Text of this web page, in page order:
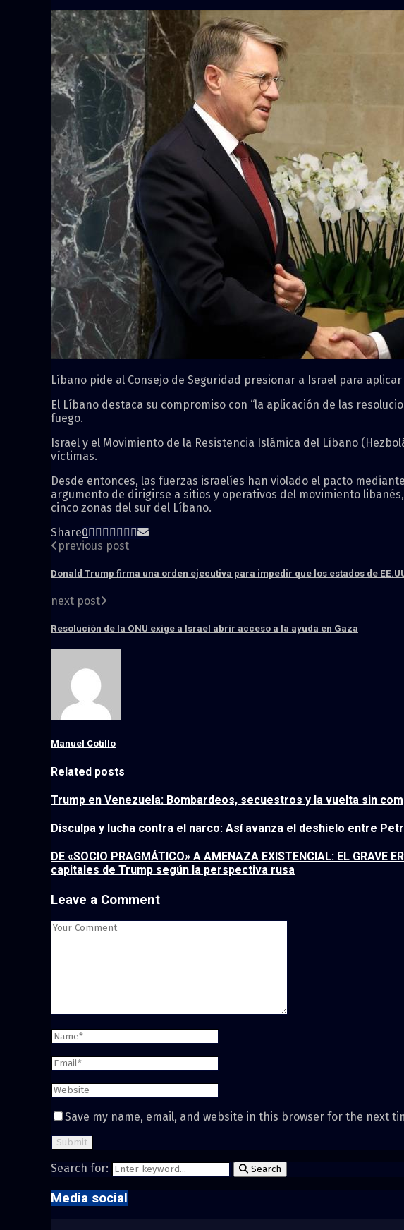
Líbano pide al Consejo de Seguridad presionar a Israel para
El Líbano destaca su compromiso con “la aplicación de las
fuego.
Israel y el Movimiento de la Resistencia Islámica del Líbano
víctimas.
Desde entonces, las fuerzas israelíes han violado el pacto
argumento de dirigirse a sitios y operativos del movimiento
cinco zonas del sur del Líbano.
Share0
previous post
Donald Trump firma una orden ejecutiva para impedir que los estados de
next post
Resolución de la ONU exige a Israel abrir acceso a la ayuda en Gaza
Manuel Cotillo
Related posts
Trump en Venezuela: Bombardeos, secuestros y la vuelta sin
Disculpa y lucha contra el narco: Así avanza el deshielo entre
DE «SOCIO PRAGMÁTICO» A AMENAZA EXISTENCIAL: EL
capitales de Trump según la perspectiva rusa
Leave a Comment
Save my name, email, and website in this browser for the next
Search for: Search
Media social